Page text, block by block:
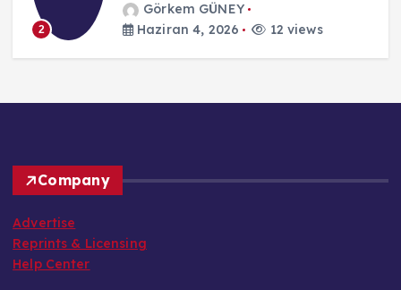
2
Görkem GÜNEY
Haziran 4, 2026
12 views
Company
Advertise
Reprints & Licensing
Help Center